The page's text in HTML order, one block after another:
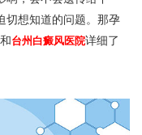
切想知道的问题。那孕
台州白癜风医院详细了